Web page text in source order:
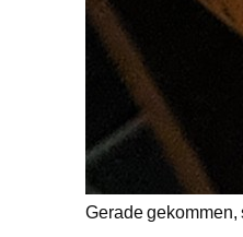
Gerade